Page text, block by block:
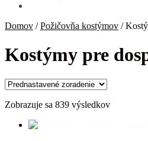
Domov /Požičovňa kostýmov /
Kostýmy pre
Zobrazuje sa 839 výsledkov